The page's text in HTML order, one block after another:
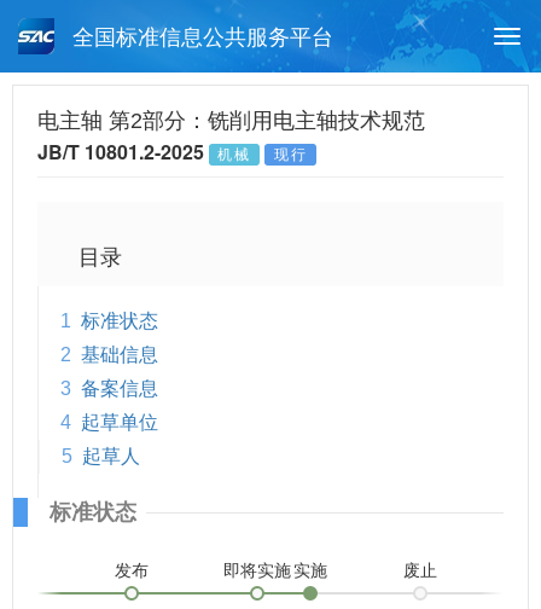
全国标准信息公共服务平台
月报查询 标准公告查询
电主轴 第2部分：铣削用电主轴技术规范
JB/T 10801.2-2025 机械 现行
目录
1 标准状态
2 基础信息
3 备案信息
4 起草单位
5 起草人
标准状态
发布 即将实施实施 废止